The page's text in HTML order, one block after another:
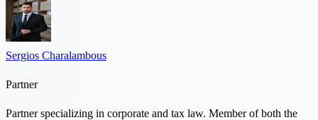
Sergios Charalambous
Partner
Partner specializing in corporate and tax law. Member of both the